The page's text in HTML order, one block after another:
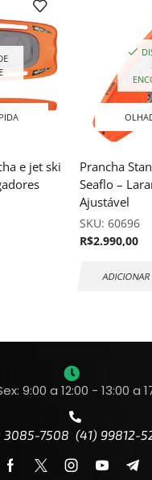
e jet ski
Prancha
Seaflo –
Ajustável
SKU: 60696
R$2.990,00
9:00 a 12:00 - 13:00 a
3085-7508 (41) 99812-